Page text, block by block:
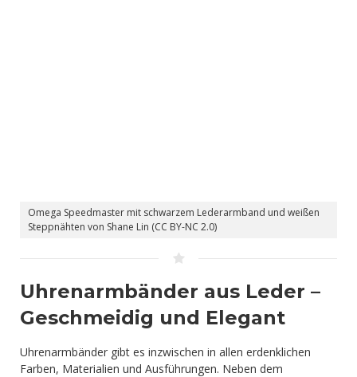
Omega Speedmaster mit schwarzem Lederarmband und weißen
Steppnähten von Shane Lin (CC BY-NC 2.0)
Uhrenarmbänder aus Leder –
Geschmeidig und Elegant
Uhrenarmbänder gibt es inzwischen in allen erdenklichen
Farben, Materialien und Ausführungen. Neben dem